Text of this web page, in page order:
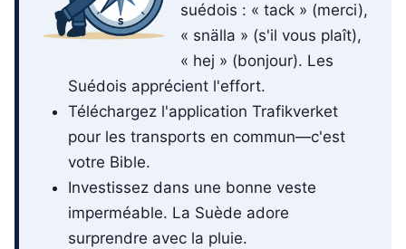
suédois : « tack » (merci),
« snälla » (s'il vous plaît),
« hej » (bonjour). Les
Suédois apprécient l'effort.
Téléchargez l'application Trafikverket
pour les transports en commun—c'est
votre Bible.
Investissez dans une bonne veste
imperméable. La Suède adore
surprendre avec la pluie.